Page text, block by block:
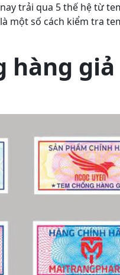
trải qua 5 thế hệ từ
một số cách kiểm tra
hàng giả